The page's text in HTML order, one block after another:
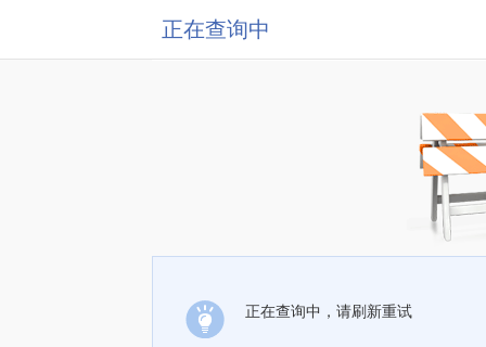
正在查询中
正在查询中，请刷新重试